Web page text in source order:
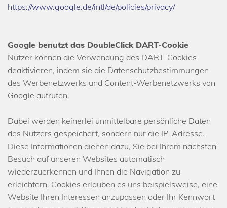
https://www.google.de/intl/de/policies/privacy/
Google benutzt das DoubleClick DART-Cookie
Nutzer können die Verwendung des DART-Cookies
deaktivieren, indem sie die Datenschutzbestimmungen
des Werbenetzwerks und Content-Werbenetzwerks von
Google aufrufen.
Dabei werden keinerlei unmittelbare persönliche Daten
des Nutzers gespeichert, sondern nur die IP-Adresse.
Diese Informationen dienen dazu, Sie bei Ihrem nächsten
Besuch auf unseren Websites automatisch
wiederzuerkennen und Ihnen die Navigation zu
erleichtern. Cookies erlauben es uns beispielsweise, eine
Website Ihren Interessen anzupassen oder Ihr Kennwort